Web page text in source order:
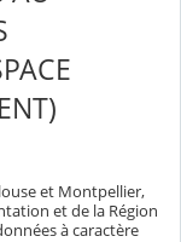
et Montpellier,
et de la Région
à caractère